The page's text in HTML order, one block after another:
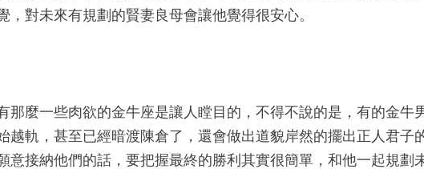
對未來有規劃的賢妻良母會讓他覺得很安心。
那麼一些肉欲的金牛座是讓人瞠目的，不得不說的是，有的金牛
越軌，甚至已經暗渡陳倉了，還會做出道貌岸然的擺出正人君子
意接納他們的話，要把握最終的勝利其實很簡單，和他一起規劃